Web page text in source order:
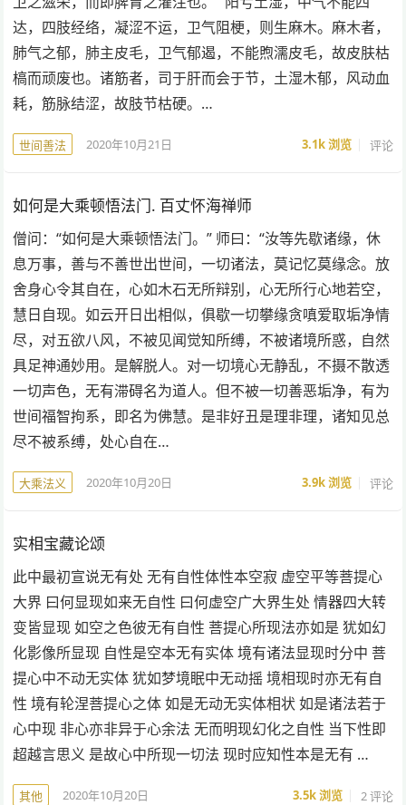
达，四肢经络，凝涩不运，卫气阻梗，则生麻木。麻木者，
肺气之郁，肺主皮毛，卫气郁遏，不能煦濡皮毛，故皮肤枯
槁而顽废也。诸筋者，司于肝而会于节，土湿木郁，风动血
耗，筋脉结涩，故肢节枯硬。…
世间善法 2020年10月21日 3.1k浏览 评论
如何是大乘顿悟法门. 百丈怀海禅师
僧问：“如何是大乘顿悟法门。” 师曰：“汝等先歇诸缘，休
息万事，善与不善世出世间，一切诸法，莫记忆莫缘念。放
舍身心令其自在，心如木石无所辩别，心无所行心地若空，
慧日自现。如云开日出相似，俱歇一切攀缘贪嗔爱取垢净情
尽，对五欲八风，不被见闻觉知所缚，不被诸境所惑，自然
具足神通妙用。是解脱人。对一切境心无静乱，不摄不散透
一切声色，无有滞碍名为道人。但不被一切善恶垢净，有为
世间福智拘系，即名为佛慧。是非好丑是理非理，诸知见总
尽不被系缚，处心自在…
大乘法义 2020年10月20日 3.9k浏览 评论
实相宝藏论颂
此中最初宣说无有处 无有自性体性本空寂 虚空平等菩提心
大界 曰何显现如来无自性 曰何虚空广大界生处 情器四大转
变皆显现 如空之色彼无有自性 菩提心所现法亦如是 犹如幻
化影像所显现 自性是空本无有实体 境有诸法显现时分中 菩
提心中不动无实体 犹如梦境眠中无动摇 境相现时亦无有自
性 境有轮涅菩提心之体 如是无动无实体相状 如是诸法若于
心中现 非心亦非异于心余法 无而明现幻化之自性 当下性即
超越言思义 是故心中所现一切法 现时应知性本是无有 …
其他 2020年10月20日 3.5k浏览 2 评论